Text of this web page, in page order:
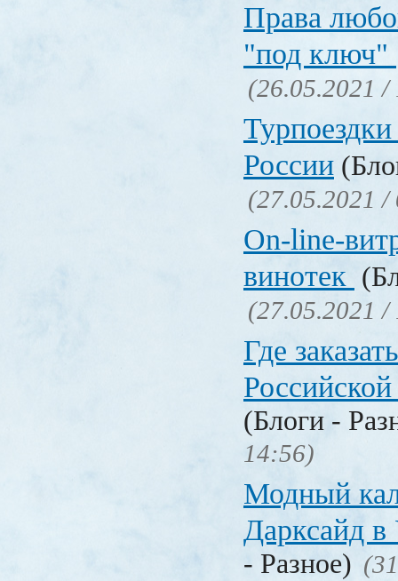
Права
"под ключ"
(26.05.2021 /
России
(27.05.2021 /
On-line-
винотек
(27.05.2021 /
Где
(Блоги -
14:56)
Модный
Дарксайд в
- Разное)